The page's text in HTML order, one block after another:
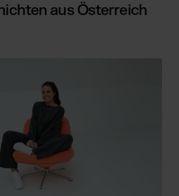
aus Österreich